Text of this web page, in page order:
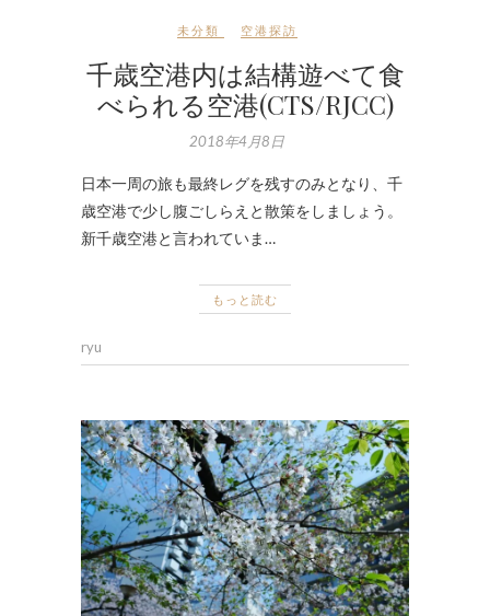
未分類 空港探訪
千歳空港内は結構遊べて食
べられる空港(CTS/RJCC)
2018年4月8日
日本一周の旅も最終レグを残すのみとなり、千
歳空港で少し腹ごしらえと散策をしましょう。
新千歳空港と言われていま…
もっと読む
ryu